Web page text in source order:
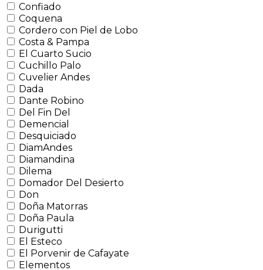
Confiado
Coquena
Cordero con Piel de Lobo
Costa & Pampa
El Cuarto Sucio
Cuchillo Palo
Cuvelier Andes
Dada
Dante Robino
Del Fin Del
Demencial
Desquiciado
DiamAndes
Diamandina
Dilema
Domador Del Desierto
Don
Doña Matorras
Doña Paula
Durigutti
El Esteco
El Porvenir de Cafayate
Elementos